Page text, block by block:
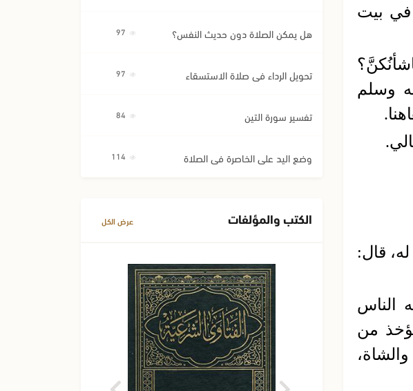
في بيت
وسلم
قال:
الناس
من
هل يمكن الصلاة دون حديث النفس؟
تحويل الرداء في صلاة الاستسقاء
تفسير سورة التين
وضع اليد على الخاصرة في الصلاة
الكتب والمؤلفات عرض الكل